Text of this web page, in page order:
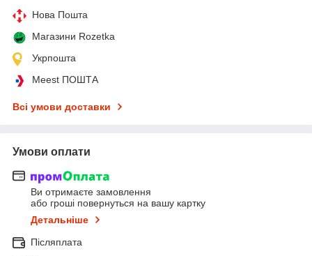
Нова Пошта
Магазини Rozetka
Укрпошта
Meest ПОШТА
Всі умови доставки
Умови оплати
Ви отримаєте замовлення
або гроші повернуться на вашу картку
Детальніше
Післяплата